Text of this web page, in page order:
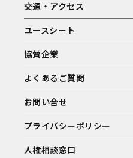
交通・アクセス
ユースシート
協賛企業
よくあるご質問
お問い合せ
プライバシーポリシー
人権相談窓口